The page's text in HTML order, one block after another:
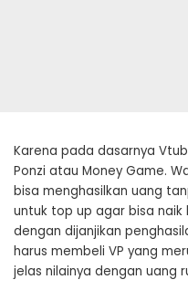
Karena pada dasarnya
Ponzi atau Money Game.
bisa menghasilkan uang
untuk top up agar bisa
dengan dijanjikan
harus membeli VP yang
jelas nilainya dengan uang